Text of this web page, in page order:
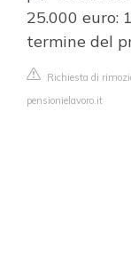
25.000 euro:
termine del
Richiesta di
pensionielavoro.it